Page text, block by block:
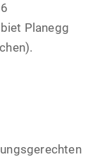
Planegg